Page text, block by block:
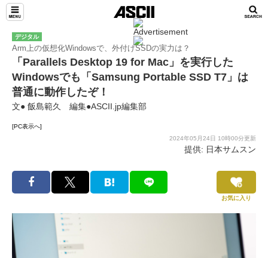
デジタル
Arm上の仮想化Windowsで、外付けSSDの実力は？
「Parallels Desktop 19 for Mac」を実行した
Windowsでも「Samsung Portable SSD T7」は
普通に動作したぞ！
文● 飯島範久 編集●ASCII.jp編集部
[PC表示へ]
2024年05月24日 10時00分更新
提供: 日本サムスン
お気に入り